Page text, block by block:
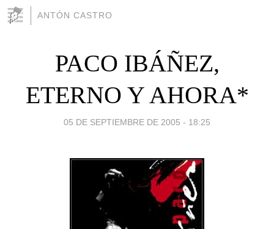
ANTÓN CASTRO
PACO IBÁÑEZ,
ETERNO Y AHORA*
05 DE SEPTIEMBRE DE 2005 - 18:25